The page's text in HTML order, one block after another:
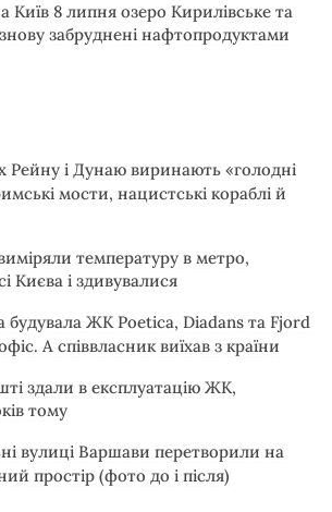
Київ 8 липня озеро Кирилівське та
забруднені нафтопродуктами
Рейну і Дунаю виринають «голодні
мости, нацистські кораблі й
температуру в метро,
Києва і здивувалися
будувала ЖК Poetica, Diadans та Fjord
А співвласник виїхав з країни
здали в експлуатацію ЖК,
тому
вулиці Варшави перетворили на
простір (фото до і після)